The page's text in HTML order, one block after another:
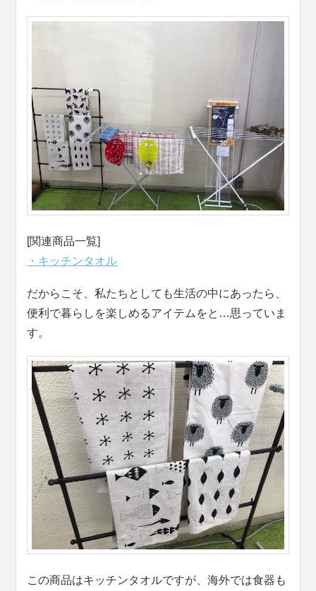
[関連商品一覧]
・キッチンタオル
だからこそ、私たちとしても生活の中にあったら、
便利で暮らしを楽しめるアイテムをと…思っていま
す。
この商品はキッチンタオルですが、海外では食器も